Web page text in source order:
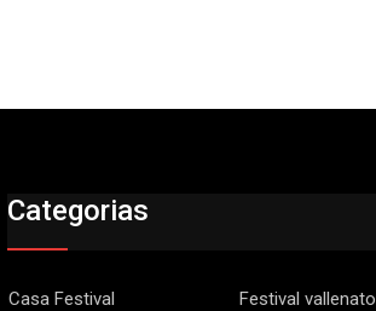
Categorias
Casa Festival Festival vallenato